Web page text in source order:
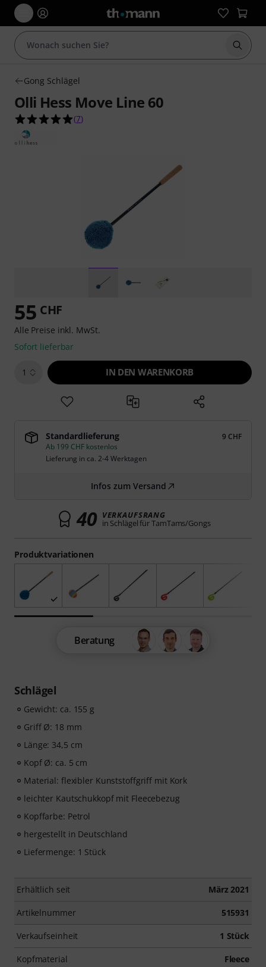
Suche
Gong Schlägel
Olli Hess Move Line 60
5.0 von 5 Sternen aus 7 Kundenbewertungen
(7)
Schlägel
Gewicht: ca. 155 g
Griff Ø: 18 mm
Länge: 34,5 cm
Kopf Ø: ca. 5 cm
Material: flexibler Kunststoffgriff mit Kork
leichter Kautschukkopf mit Fleecebezug
Kopffarbe: Petrol
hergestellt in Deutschland
Liefermenge: 1 Stück
Erhältlich seit März 2021
Artikelnummer 515931
Verkaufseinheit 1 Stück
Kopfmaterial Fleece
Produktvariationen
55 CHF
Alle Preise inkl. MwSt.
Sofort lieferbar
1 IN DEN WARENKORB
Standardlieferung
9 CHF
Ab 199 CHF kostenlos
Lieferung in ca. 2-4 Werktagen
Infos zum Versand
40 VERKAUFSRANG
in Schlägel für TamTams/Gongs
Beratung